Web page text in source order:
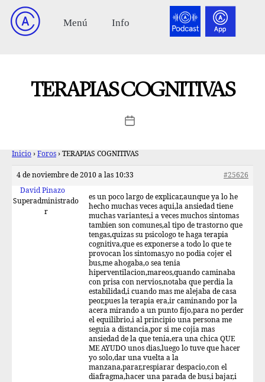
TERAPIAS COGNITIVAS
Inicio › Foros › TERAPIAS COGNITIVAS
4 de noviembre de 2010 a las 10:33
#25626
David Pinazo
Superadministrado
r
es un poco largo de explicar,aunque ya lo he
hecho muchas veces aqui,la ansiedad tiene
muchas variantes,i a veces muchos sintomas
tambien son comunes,al tipo de trastorno que
tengas,quizas su psicologo te haga terapia
cognitiva,que es exponerse a todo lo que te
provocan los sintomas,yo no podia cojer el
bus,me ahogaba,o sea tenia
hiperventilacion,mareos,quando caminaba
con prisa con nervios,notaba que perdia la
estabilidad,i cuando mas me alejaba de casa
peor,pues la terapia era,ir caminando por la
acera mirando a un punto fijo,para no perder
el equilibrio,i al principio una persona me
seguia a distancia,por si me cojia mas
ansiedad de la que tenia,era una chica QUE
ME AYUDO unos dias,luego lo tuve que hacer
yo solo,dar una vuelta a la
manzana,parar,respiarar despacio,con el
diafragma,hacer una parada de bus,i bajar,i